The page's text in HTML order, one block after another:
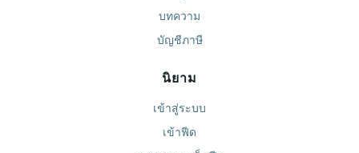
บทความ
บัญชีภาษี
นิยาม
เข้าสู่ระบบ
เข้าฟีด